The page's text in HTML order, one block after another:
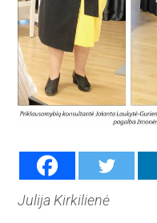
Julija Kirkilienė